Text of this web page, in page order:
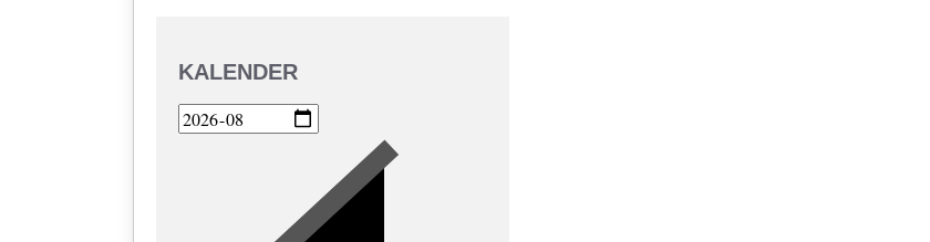
KALENDER